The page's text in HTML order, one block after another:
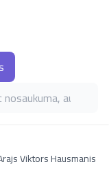
nosaukuma, autora,
Viktors Hausmanis